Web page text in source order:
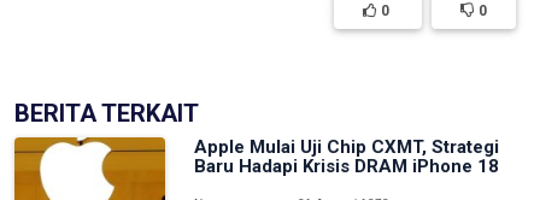
0 0
BERITA TERKAIT
Apple Mulai Uji Chip CXMT, Strategi
Baru Hadapi Krisis DRAM iPhone 18